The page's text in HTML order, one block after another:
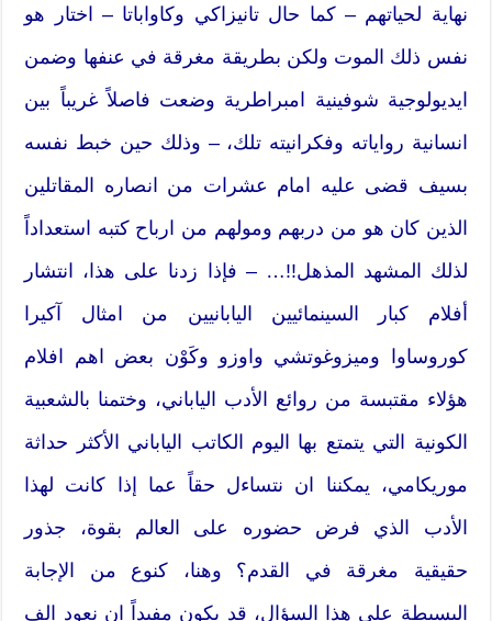
نهاية لحياتهم – كما حال تانيزاكي وكاواباتا – اختار هو
نفس ذلك الموت ولكن بطريقة مغرقة في عنفها وضمن
ايديولوجية شوفينية امبراطرية وضعت فاصلاً غريباً بين
انسانية رواياته وفكرانيته تلك، – وذلك حين خبط نفسه
بسيف قضى عليه امام عشرات من انصاره المقاتلين
الذين كان هو من دربهم ومولهم من ارباح كتبه استعداداً
لذلك المشهد المذهل!!… – فإذا زدنا على هذا، انتشار
أفلام كبار السينمائيين اليابانيين من امثال آكيرا
كوروساوا وميزوغوتشي واوزو وكَوْن بعض اهم افلام
هؤلاء مقتبسة من روائع الأدب الياباني، وختمنا بالشعبية
الكونية التي يتمتع بها اليوم الكاتب الياباني الأكثر حداثة
موريكامي، يمكننا ان نتساءل حقاً عما إذا كانت لهذا
الأدب الذي فرض حضوره على العالم بقوة، جذور
حقيقية مغرقة في القدم؟ وهنا، كنوع من الإجابة
البسيطة على هذا السؤال، قد يكون مفيداً ان نعود الف